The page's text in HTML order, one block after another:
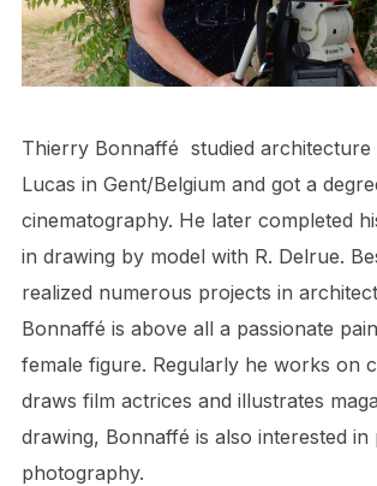
Thierry Bonnaffé studied architecture
Lucas in Gent/Belgium and got a
cinematography. He later completed
in drawing by model with R. Delrue.
realized numerous projects in
Bonnaffé is above all a passionate
female figure. Regularly he works on
draws film actrices and illustrates
drawing, Bonnaffé is also interested in
photography.